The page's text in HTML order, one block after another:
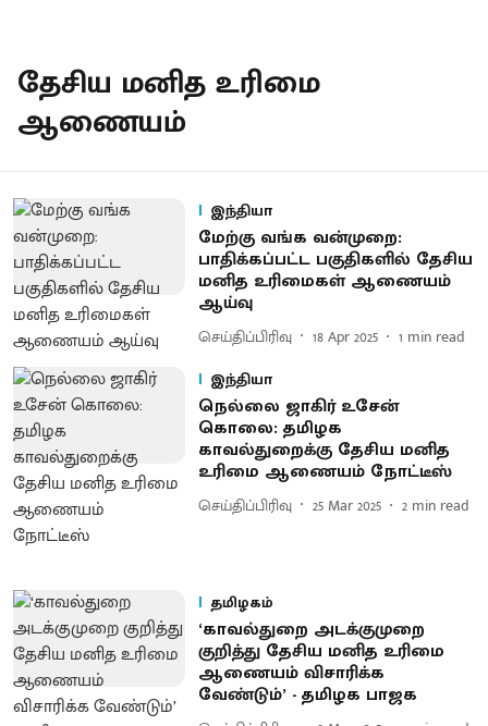
தேசிய மனித உரிமை
ஆணையம்
இந்தியா
மேற்கு வங்க வன்முறை:
பாதிக்கப்பட்ட பகுதிகளில் தேசிய
மனித உரிமைகள் ஆணையம்
ஆய்வு
செய்திப்பிரிவு 18 Apr 2025 1 min read
இந்தியா
நெல்லை ஜாகிர் உசேன்
கொலை: தமிழக
காவல்துறைக்கு தேசிய மனித
உரிமை ஆணையம் நோட்டீஸ்
செய்திப்பிரிவு 25 Mar 2025 2 min read
தமிழகம்
‘காவல்துறை அடக்குமுறை
குறித்து தேசிய மனித உரிமை
ஆணையம் விசாரிக்க
வேண்டும்’ - தமிழக பாஜக